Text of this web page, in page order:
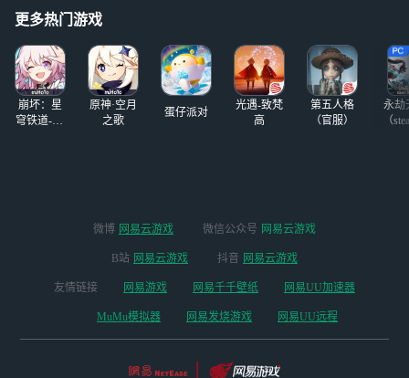
玩的了《永劫无间
小编就来分享一款
神奇，使用网易云
游戏平台来畅玩永
劫无间手游。在云
游戏上游玩《永劫
存配置太低的问
题，一秒畅玩永劫
质。还能在公测日
免排队，丝滑进入
一波福利！ 参与
方式：在#永劫无
间手游
更多热门游戏
崩坏：星
穹铁道-4.4
原神·空月
之歌
蛋仔派对
光遇-致梵
高
第五人格
（官服）
永劫
（
微博 网易云游戏 微信公众号 网易云游戏
B站 网易云游戏 抖音 网易云游戏
友情链接 网易游戏 网易千千壁纸 网易UU加速器
MuMu模拟器 网易发烧游戏 网易UU远程